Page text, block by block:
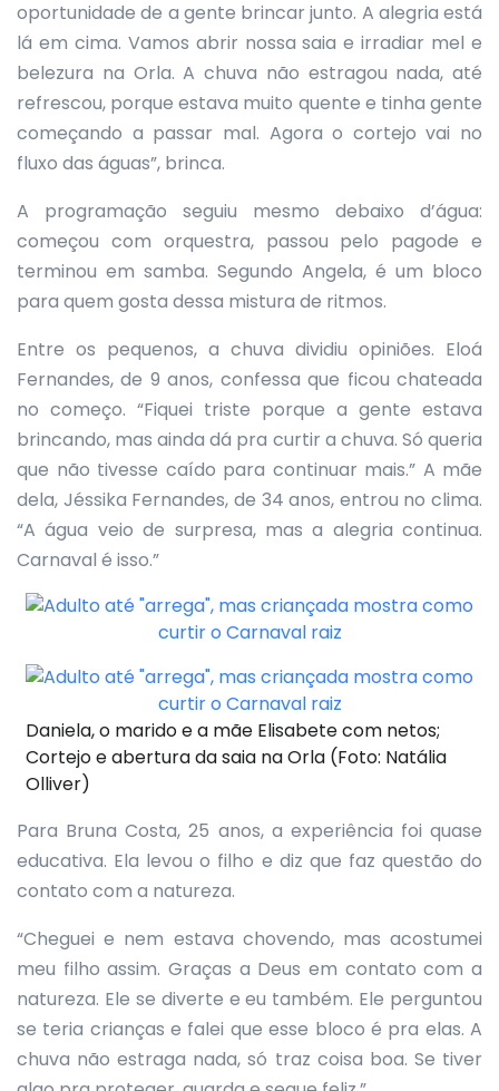
oportunidade de a gente brincar junto. A alegria está
lá em cima. Vamos abrir nossa saia e irradiar mel e
belezura na Orla. A chuva não estragou nada, até
refrescou, porque estava muito quente e tinha gente
começando a passar mal. Agora o cortejo vai no
fluxo das águas”, brinca.
A programação seguiu mesmo debaixo d’água:
começou com orquestra, passou pelo pagode e
terminou em samba. Segundo Angela, é um bloco
para quem gosta dessa mistura de ritmos.
Entre os pequenos, a chuva dividiu opiniões. Eloá
Fernandes, de 9 anos, confessa que ficou chateada
no começo. “Fiquei triste porque a gente estava
brincando, mas ainda dá pra curtir a chuva. Só queria
que não tivesse caído para continuar mais.” A mãe
dela, Jéssika Fernandes, de 34 anos, entrou no clima.
“A água veio de surpresa, mas a alegria continua.
Carnaval é isso.”
Daniela, o marido e a mãe Elisabete com netos;
Cortejo e abertura da saia na Orla (Foto: Natália
Olliver)
Para Bruna Costa, 25 anos, a experiência foi quase
educativa. Ela levou o filho e diz que faz questão do
contato com a natureza.
“Cheguei e nem estava chovendo, mas acostumei
meu filho assim. Graças a Deus em contato com a
natureza. Ele se diverte e eu também. Ele perguntou
se teria crianças e falei que esse bloco é pra elas. A
chuva não estraga nada, só traz coisa boa. Se tiver